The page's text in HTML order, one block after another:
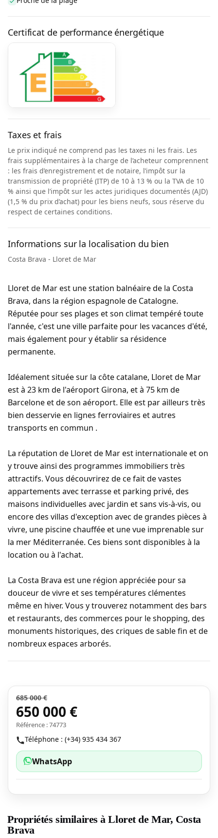
Certificat de performance énergétique
Taxes et frais
Le prix indiqué ne comprend pas les taxes ni les frais. Les
frais supplémentaires à la charge de l’acheteur comprennent
: les frais d’enregistrement et de notaire, l’impôt sur la
transmission de propriété (ITP) de 10 à 13 % ou la TVA de 10
% ainsi que l’impôt sur les actes juridiques documentés (AJD)
(1,5 % du prix d’achat) pour les biens neufs, sous réserve du
respect de certaines conditions.
Informations sur la localisation du bien
Costa Brava - Lloret de Mar
Lloret de Mar est une station balnéaire de la Costa
Brava, dans la région espagnole de Catalogne.
Réputée pour ses plages et son climat tempéré toute
l'année, c'est une ville parfaite pour les vacances d'été,
mais également pour y établir sa résidence
permanente.
Idéalement située sur la côte catalane, Lloret de Mar
est à 23 km de l'aéroport Girona, et à 75 km de
Barcelone et de son aéroport. Elle est par ailleurs très
bien desservie en lignes ferroviaires et autres
transports en commun .
La réputation de Lloret de Mar est internationale et on
y trouve ainsi des programmes immobiliers très
attractifs. Vous découvrirez de ce fait de vastes
appartements avec terrasse et parking privé, des
maisons individuelles avec jardin et sans vis-à-vis, ou
encore des villas d'exception avec de grandes pièces à
vivre, une piscine chauffée et une vue imprenable sur
la mer Méditerranée. Ces biens sont disponibles à la
location ou à l'achat.
La Costa Brava est une région appréciée pour sa
douceur de vivre et ses températures clémentes
même en hiver. Vous y trouverez notamment des bars
et restaurants, des commerces pour le shopping, des
monuments historiques, des criques de sable fin et de
nombreux espaces arborés.
685 000 €
650 000 €
Référence : 74773
Téléphone : (+34) 935 434 367
WhatsApp
Propriétés similaires à Lloret de Mar, Costa
Brava